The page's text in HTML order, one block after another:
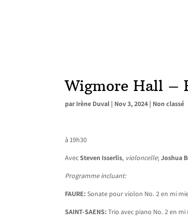
Wigmore Hall –
parIrène Duval | Nov 3, 2024 | Non classé
à 19h30
AvecSteven Isserlis, violoncelle;Joshua
Programme incluant:
FAURE: Sonate pour violon No. 2 en mi
SAINT-SAENS:Trio avec piano No. 2 en